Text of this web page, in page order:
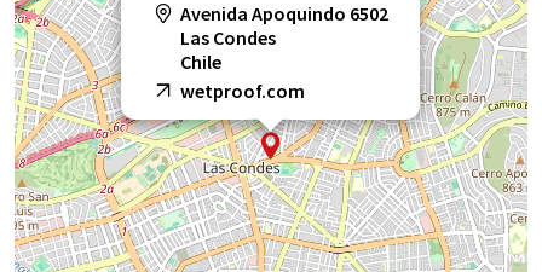
Avenida Apoquindo 6502
Las Condes
Chile
wetproof.com